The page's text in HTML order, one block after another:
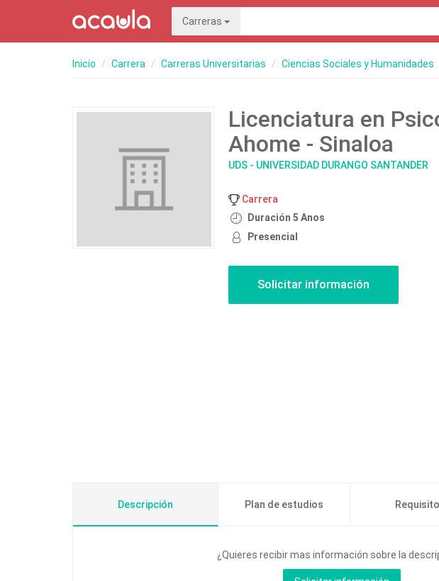
Carreras
Inicio Carrera Carreras Universitarias Ciencias Sociales y Humanidades
Licenciatura en
Ahome - Sinaloa
UDS - UNIVERSIDAD DURANGO SANTANDER
Carrera
Duración 5 Anos
Presencial
Descripción Plan de estudios
¿Quieres recibir mas información sobre la